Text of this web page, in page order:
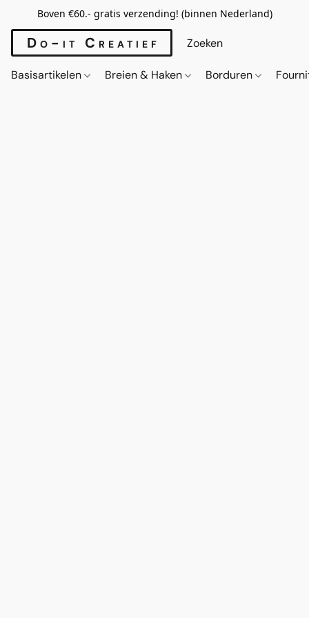
Boven €60.- gratis verzending! (binnen Nederland)
Do-it Creatief
Basisartikelen Breien & Haken Borduren